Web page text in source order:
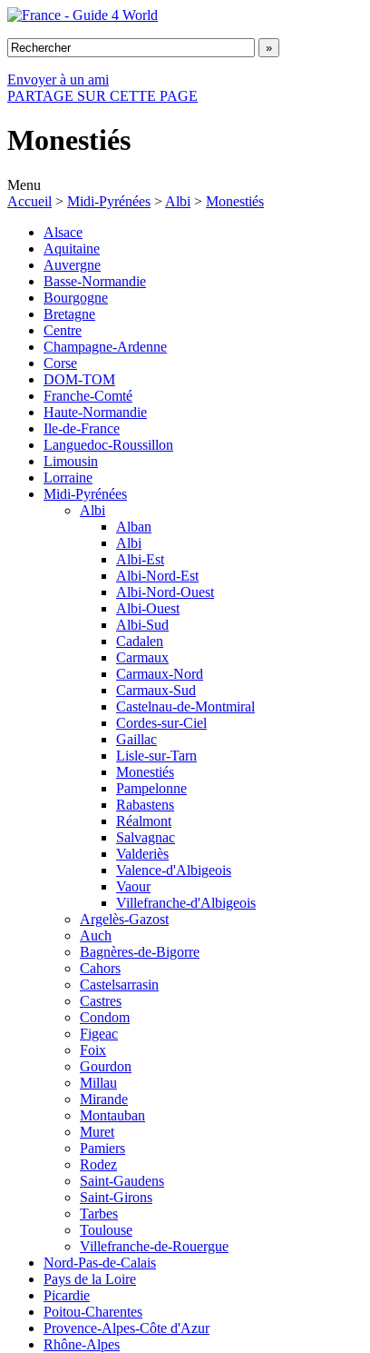
Envoyer à un ami
PARTAGE SUR CETTE PAGE
Monestiés
Menu
Accueil > Midi-Pyrénées > Albi > Monestiés
Alsace
Aquitaine
Auvergne
Basse-Normandie
Bourgogne
Bretagne
Centre
Champagne-Ardenne
Corse
DOM-TOM
Franche-Comté
Haute-Normandie
Ile-de-France
Languedoc-Roussillon
Limousin
Lorraine
Midi-Pyrénées
Albi
Alban
Albi
Albi-Est
Albi-Nord-Est
Albi-Nord-Ouest
Albi-Ouest
Albi-Sud
Cadalen
Carmaux
Carmaux-Nord
Carmaux-Sud
Castelnau-de-Montmiral
Cordes-sur-Ciel
Gaillac
Lisle-sur-Tarn
Monestiés
Pampelonne
Rabastens
Réalmont
Salvagnac
Valderiès
Valence-d'Albigeois
Vaour
Villefranche-d'Albigeois
Argelès-Gazost
Auch
Bagnères-de-Bigorre
Cahors
Castelsarrasin
Castres
Condom
Figeac
Foix
Gourdon
Millau
Mirande
Montauban
Muret
Pamiers
Rodez
Saint-Gaudens
Saint-Girons
Tarbes
Toulouse
Villefranche-de-Rouergue
Nord-Pas-de-Calais
Pays de la Loire
Picardie
Poitou-Charentes
Provence-Alpes-Côte d'Azur
Rhône-Alpes